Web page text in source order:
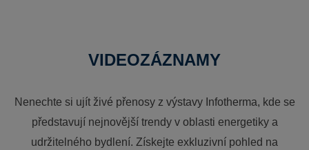
VIDEOZÁZNAMY
Nenechte si ujít živé přenosy z výstavy Infotherma, kde se
představují nejnovější trendy v oblasti energetiky a
udržitelného bydlení. Získejte exkluzivní pohled na